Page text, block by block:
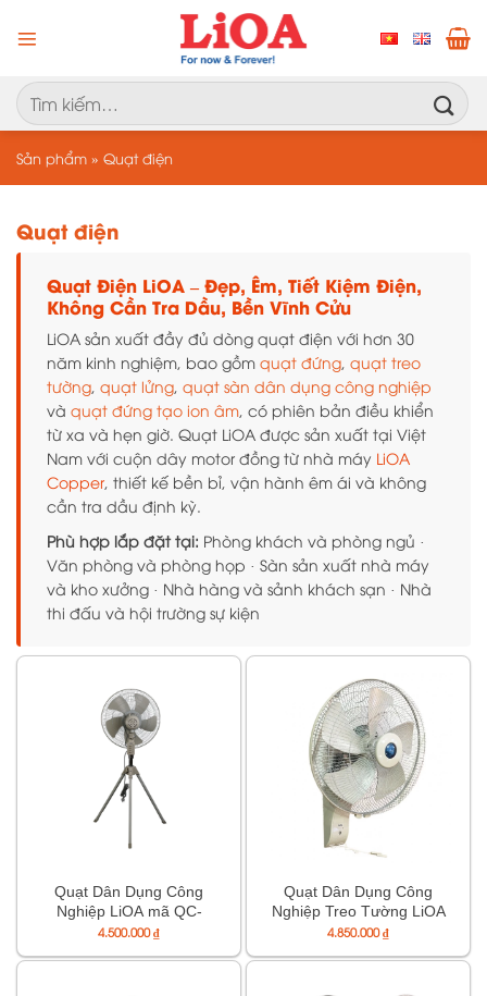
đến
Tìm
kiếm:
Sản phẩm » Quạt điện
Quạt điện
Quạt Điện LiOA – Đẹp, Êm, Tiết Kiệm Điện,
Không Cần Tra Dầu, Bền Vĩnh Cửu
LiOA sản xuất đầy đủ dòng quạt điện với hơn 30
năm kinh nghiệm, bao gồm quạt đứng, quạt treo
tường, quạt lửng, quạt sàn dân dụng công nghiệp
và quạt đứng tạo ion âm, có phiên bản điều khiển
từ xa và hẹn giờ. Quạt LiOA được sản xuất tại Việt
Nam với cuộn dây motor đồng từ nhà máy LiOA
Copper, thiết kế bền bỉ, vận hành êm ái và không
cần tra dầu định kỳ.
Phù hợp lắp đặt tại: Phòng khách và phòng ngủ ·
Văn phòng và phòng họp · Sàn sản xuất nhà máy
và kho xưởng · Nhà hàng và sảnh khách sạn · Nhà
thi đấu và hội trường sự kiện
Quạt Dân Dụng Công
Nghiệp LiOA mã QC-
550LG
4.500.000₫
Quạt Dân Dụng Công
Nghiệp Treo Tường LiOA
mã QT-550LG
4.850.000₫